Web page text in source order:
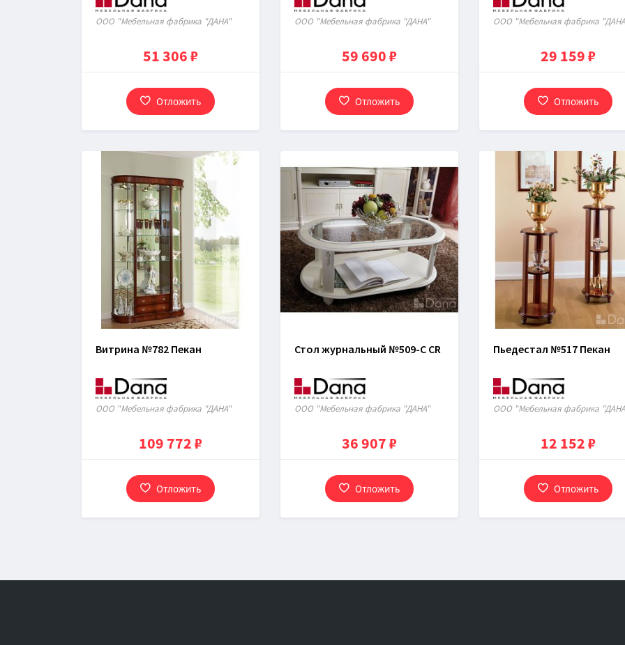
ООО "Мебельная фабрика "ДАНА"
51 306 ₽
Отложить
ООО "Мебельная фабрика "ДАНА"
59 690 ₽
Отложить
ООО "Мебельная фабрика
29 159 ₽
Отложить
Витрина №782 Пекан
ООО "Мебельная фабрика "ДАНА"
109 772 ₽
Отложить
Стол журнальный №509-С CR
ООО "Мебельная фабрика "ДАНА"
36 907 ₽
Отложить
Пьедестал №517 Пекан
ООО "Мебельная фабрика
12 152 ₽
Отложить